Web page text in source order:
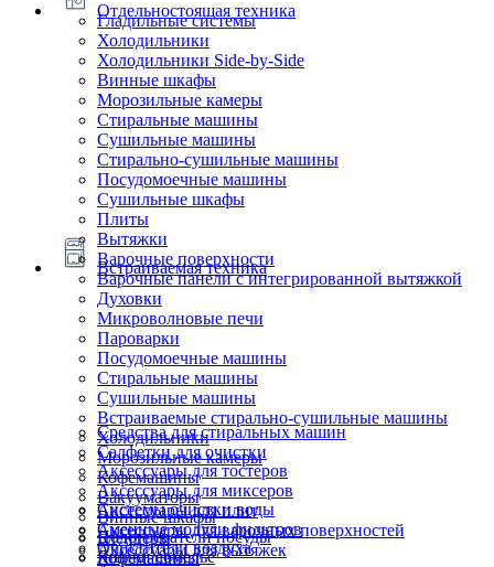
Отдельностоящая техника
Гладильные системы
Холодильники
Холодильники Side-by-Side
Винные шкафы
Морозильные камеры
Стиральные машины
Сушильные машины
Стирально-сушильные машины
Посудомоечные машины
Сушильные шкафы
Плиты
Встраиваемая техника
Вытяжки
Варочные поверхности
Варочные панели с интегрированной вытяжкой
Духовки
Микроволновые печи
Пароварки
Посудомоечные машины
Стиральные машины
Сушильные машины
Встраиваемые стирально-сушильные машины
Холодильники
Морозильные камеры
Кофемашины
Вакууматоры
Винные шкафы
Подогреватели посуды
Ящики сомелье
Блендеры
Кофемашины
Очистители воздуха
Системы очистки воды
Сменные модули фильтров
Аксессуары для тостеров
Аксессуары для миксеров
Аксессуары для плит
Аксессуары для варочных поверхностей
Аксессуары для вытяжек
Средства для стиральных машин
Салфетки для очистки